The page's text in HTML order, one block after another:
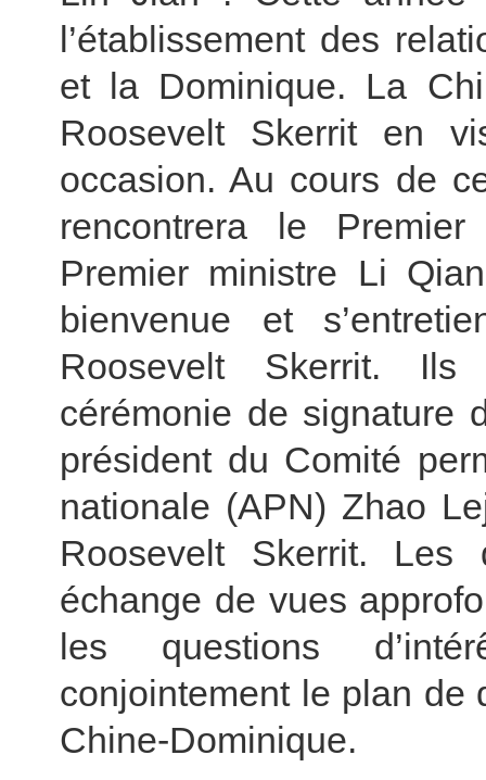
l’établissement des
et la Dominique. La
Roosevelt Skerrit en
occasion. Au cours de
rencontrera le
Premier ministre Li
bienvenue et
Roosevelt Skerrit.
cérémonie de signature
président du Comité
nationale (APN) Zhao
Roosevelt Skerrit.
échange de vues
les questions
conjointement le plan de
Chine-Dominique.